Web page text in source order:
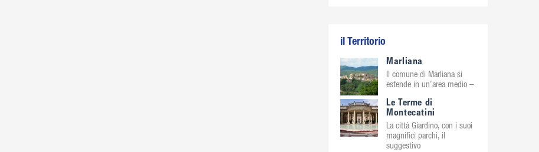
il Territorio
Marliana
Il comune di Marliana si
estende in un’area medio –
Le Terme di
Montecatini
La città Giardino, con i suoi
magnifici parchi, il
suggestivo